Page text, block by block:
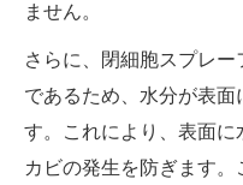
ません。
さらに、閉細胞スプレ
であるため、水分が表面
す。これにより、表面に
カビの発生を防ぎます